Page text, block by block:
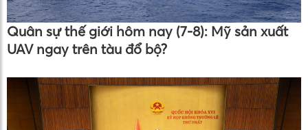
Quân sự thế giới hôm nay (7-8): Mỹ sản xuất
UAV ngay trên tàu đổ bộ?